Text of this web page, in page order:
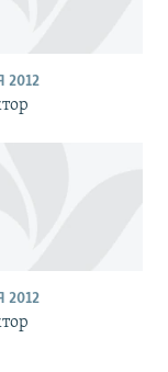
2012
2012